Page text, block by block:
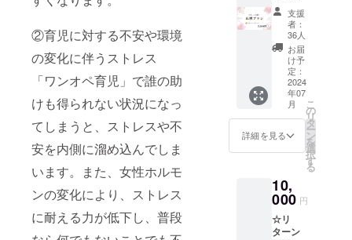
②育児に対する不安や環境
の変化に伴うストレス
「ワンオペ育児」で誰の助
けも得られない状況になっ
てしまうと、ストレスや不
安を内側に溜め込んでしま
います。また、女性ホルモ
ンの変化により、ストレス
に耐える力が低下し、普段
ショー
ツ＜LL
サイズ
＞＋お
礼の
メール
●メール
アドレ
ス・お
をご記
載くだ
冷やさ
ないの
で便
利。
色
：生
成り
（無染
色） 素
：オー
ガニッ
100%
ゴ
ム（肌
ださい
●備考欄
にお名
前をご
記載く
ださい
す。 ●
応援プ
ラン ●
お礼の
メール
●メール
アドレ
スをご
記載く
ださい
応援プ
ラン
5,000円
コース
＋お礼
のメー
いに共
感して
応援だ
けした
い」そ
んな方
プラン
です。
お礼の
メール
をお送
支援
者：
36人
お届
け予
定：
2024
年07
月
詳細を見る
こ
の
リ
タ
ー
ン
を
選
択
す
る
10,
000 円
☆リ
ターン